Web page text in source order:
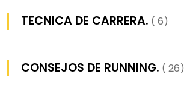
TECNICA DE CARRERA. ( 6)
CONSEJOS DE RUNNING. ( 26)